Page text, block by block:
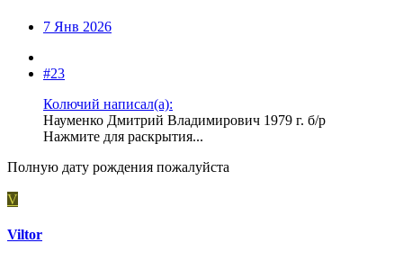
7 Янв 2026
#23
Колючий написал(а):
Науменко Дмитрий Владимирович 1979 г. б/р
Нажмите для раскрытия...
Полную дату рождения пожалуйста
V
Viltor